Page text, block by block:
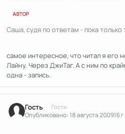
АВТОР
Саша, судя по ответам - пока только
самое интересное, что читал я его
Лайну. Через ДжиТаг. А с ним по
одна - запись.
Гость Гости
Опубликовано:18 августа 200916 г